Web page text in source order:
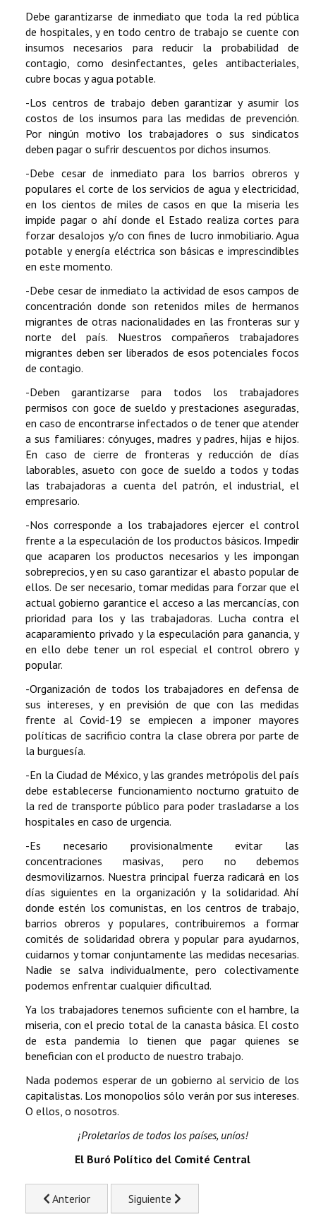
Debe garantizarse de inmediato que toda la red pública
de hospitales, y en todo centro de trabajo se cuente con
insumos necesarios para reducir la probabilidad de
contagio, como desinfectantes, geles antibacteriales,
cubre bocas y agua potable.
-Los centros de trabajo deben garantizar y asumir los
costos de los insumos para las medidas de prevención.
Por ningún motivo los trabajadores o sus sindicatos
deben pagar o sufrir descuentos por dichos insumos.
-Debe cesar de inmediato para los barrios obreros y
populares el corte de los servicios de agua y electricidad,
en los cientos de miles de casos en que la miseria les
impide pagar o ahí donde el Estado realiza cortes para
forzar desalojos y/o con fines de lucro inmobiliario. Agua
potable y energía eléctrica son básicas e imprescindibles
en este momento.
-Debe cesar de inmediato la actividad de esos campos de
concentración donde son retenidos miles de hermanos
migrantes de otras nacionalidades en las fronteras sur y
norte del país. Nuestros compañeros trabajadores
migrantes deben ser liberados de esos potenciales focos
de contagio.
-Deben garantizarse para todos los trabajadores
permisos con goce de sueldo y prestaciones aseguradas,
en caso de encontrarse infectados o de tener que atender
a sus familiares: cónyuges, madres y padres, hijas e hijos.
En caso de cierre de fronteras y reducción de días
laborables, asueto con goce de sueldo a todos y todas
las trabajadoras a cuenta del patrón, el industrial, el
empresario.
-Nos corresponde a los trabajadores ejercer el control
frente a la especulación de los productos básicos. Impedir
que acaparen los productos necesarios y les impongan
sobreprecios, y en su caso garantizar el abasto popular de
ellos. De ser necesario, tomar medidas para forzar que el
actual gobierno garantice el acceso a las mercancías, con
prioridad para los y las trabajadoras. Lucha contra el
acaparamiento privado y la especulación para ganancia, y
en ello debe tener un rol especial el control obrero y
popular.
-Organización de todos los trabajadores en defensa de
sus intereses, y en previsión de que con las medidas
frente al Covid-19 se empiecen a imponer mayores
políticas de sacrificio contra la clase obrera por parte de
la burguesía.
-En la Ciudad de México, y las grandes metrópolis del país
debe establecerse funcionamiento nocturno gratuito de
la red de transporte público para poder trasladarse a los
hospitales en caso de urgencia.
-Es necesario provisionalmente evitar las
concentraciones masivas, pero no debemos
desmovilizarnos. Nuestra principal fuerza radicará en los
días siguientes en la organización y la solidaridad. Ahí
donde estén los comunistas, en los centros de trabajo,
barrios obreros y populares, contribuiremos a formar
comités de solidaridad obrera y popular para ayudarnos,
cuidarnos y tomar conjuntamente las medidas necesarias.
Nadie se salva individualmente, pero colectivamente
podemos enfrentar cualquier dificultad.
Ya los trabajadores tenemos suficiente con el hambre, la
miseria, con el precio total de la canasta básica. El costo
de esta pandemia lo tienen que pagar quienes se
benefician con el producto de nuestro trabajo.
Nada podemos esperar de un gobierno al servicio de los
capitalistas. Los monopolios sólo verán por sus intereses.
O ellos, o nosotros.
¡Proletarios de todos los países, uníos!
El Buró Político del Comité Central
Artículo anterior: Comunicado del Comité Regional del
Anterior Artículo siguiente: Saludo del PCM a
Siguiente